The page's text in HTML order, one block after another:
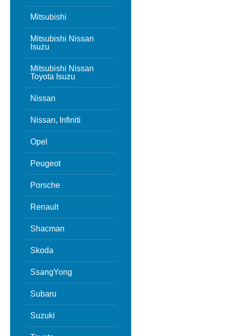
Mitsubishi
Mitsubishi Nissan
Isuzu
Mitsubishi Nissan
Toyota Isuzu
Nissan
Nissan, Infiniti
Opel
Peugeot
Porsche
Renault
Shacman
Skoda
SsangYong
Subaru
Suzuki